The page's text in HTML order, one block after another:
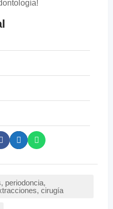
periodoncia,
cirugía